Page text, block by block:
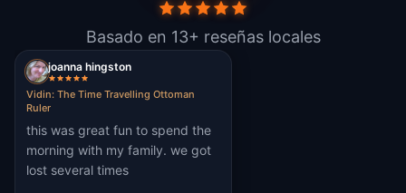
Basado en 13+ reseñas locales
joanna hingston
Vidin: The Time Travelling Ottoman
Ruler
this was great fun to spend the
morning with my family. we got
lost several times